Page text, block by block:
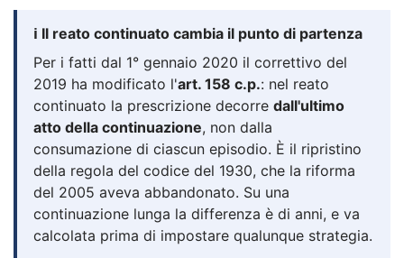
ℹ️ Il reato continuato cambia il punto di partenza
Per i fatti dal 1° gennaio 2020 il correttivo del
2019 ha modificato l'art. 158 c.p.: nel reato
continuato la prescrizione decorre dall'ultimo
atto della continuazione, non dalla
consumazione di ciascun episodio. È il ripristino
della regola del codice del 1930, che la riforma
del 2005 aveva abbandonato. Su una
continuazione lunga la differenza è di anni, e va
calcolata prima di impostare qualunque strategia.